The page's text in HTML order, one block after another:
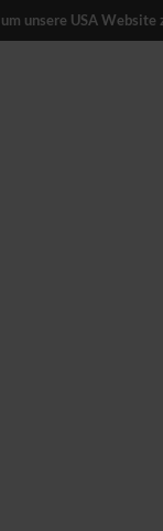
um unsere USA Website